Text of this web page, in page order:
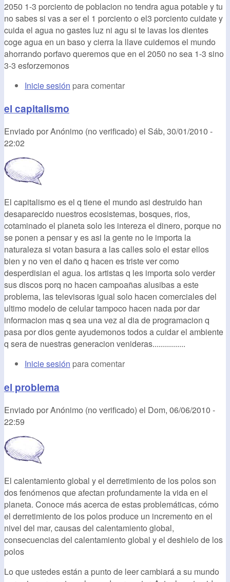
2050 1-3 porciento de poblacion no tendra agua potable y tu
no sabes si vas a ser el 1 porciento o el3 porciento cuidate y
cuida el agua no gastes luz ni agu si te lavas los dientes
coge agua en un baso y cierra la llave cuidemos el mundo
ahorrando porfavo queremos que en el 2050 no sea 1-3 sino
3-3 esforzemonos
Inicie sesión para comentar
el capitalismo
Enviado porAnónimo (no verificado) el Sáb, 30/01/2010 -
22:02
El capitalismo es el q tiene el mundo asi destruido han
desaparecido nuestros ecosistemas, bosques, rios,
cotaminado el planeta solo les intereza el dinero, porque no
se ponen a pensar y es asi la gente no le importa la
naturaleza si votan basura a las calles solo el estar ellos
bien y no ven el daño q hacen es triste ver como
desperdisian el agua. los artistas q les importa solo verder
sus discos porq no hacen campoañas alusibas a este
problema, las televisoras igual solo hacen comerciales del
ultimo modelo de celular tampoco hacen nada por dar
informacion mas q sea una vez al dia de programacion q
pasa por dios gente ayudemonos todos a cuidar el ambiente
q sera de nuestras generacion venideras................
Inicie sesión para comentar
el problema
Enviado porAnónimo (no verificado) el Dom, 06/06/2010 -
22:59
El calentamiento global y el derretimiento de los polos son
dos fenómenos que afectan profundamente la vida en el
planeta. Conoce más acerca de estas problemáticas, cómo
el derretimiento de los polos produce un incremento en el
nivel del mar, causas del calentamiento global,
consecuencias del calentamiento global y el deshielo de los
polos
Lo que ustedes están a punto de leer cambiará a su mundo